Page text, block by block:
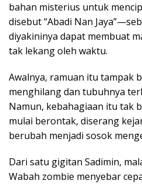
bahan misterius untuk
disebut “Abadi Nan
diyakininya dapat membuat
tak lekang oleh waktu.
Awalnya, ramuan itu tampak
menghilang dan tubuhnya
Namun, kebahagiaan itu tak
mulai berontak, diserang
berubah menjadi sosok
Dari satu gigitan Sadimin,
Wabah zombie menyebar